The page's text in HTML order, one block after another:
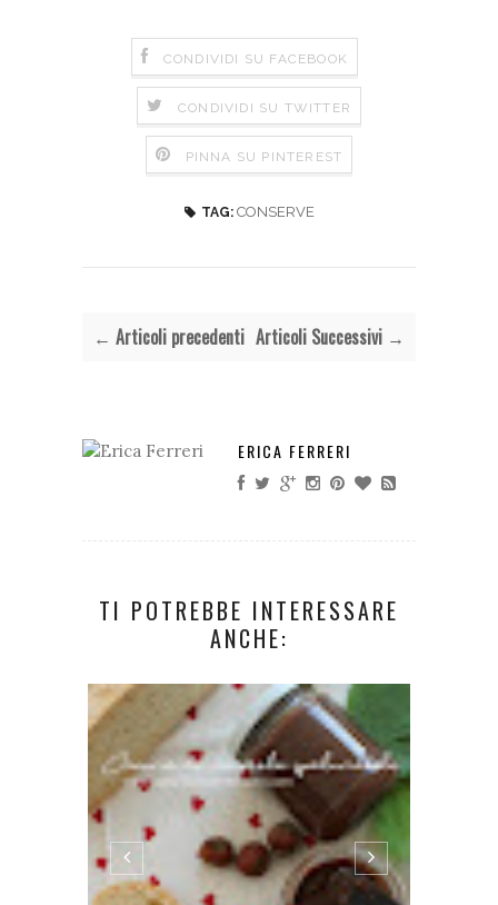
CONDIVIDI SU FACEBOOK
CONDIVIDI SU TWITTER
PINNA SU PINTEREST
TAG: CONSERVE
← Articoli precedenti Articoli Successivi →
ERICA FERRERI
TI POTREBBE INTERESSARE
ANCHE: